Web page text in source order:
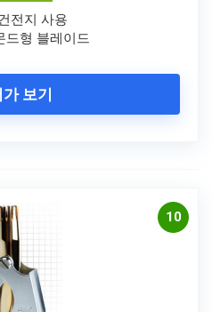
전지 사용
드형 블레이드
보기
10